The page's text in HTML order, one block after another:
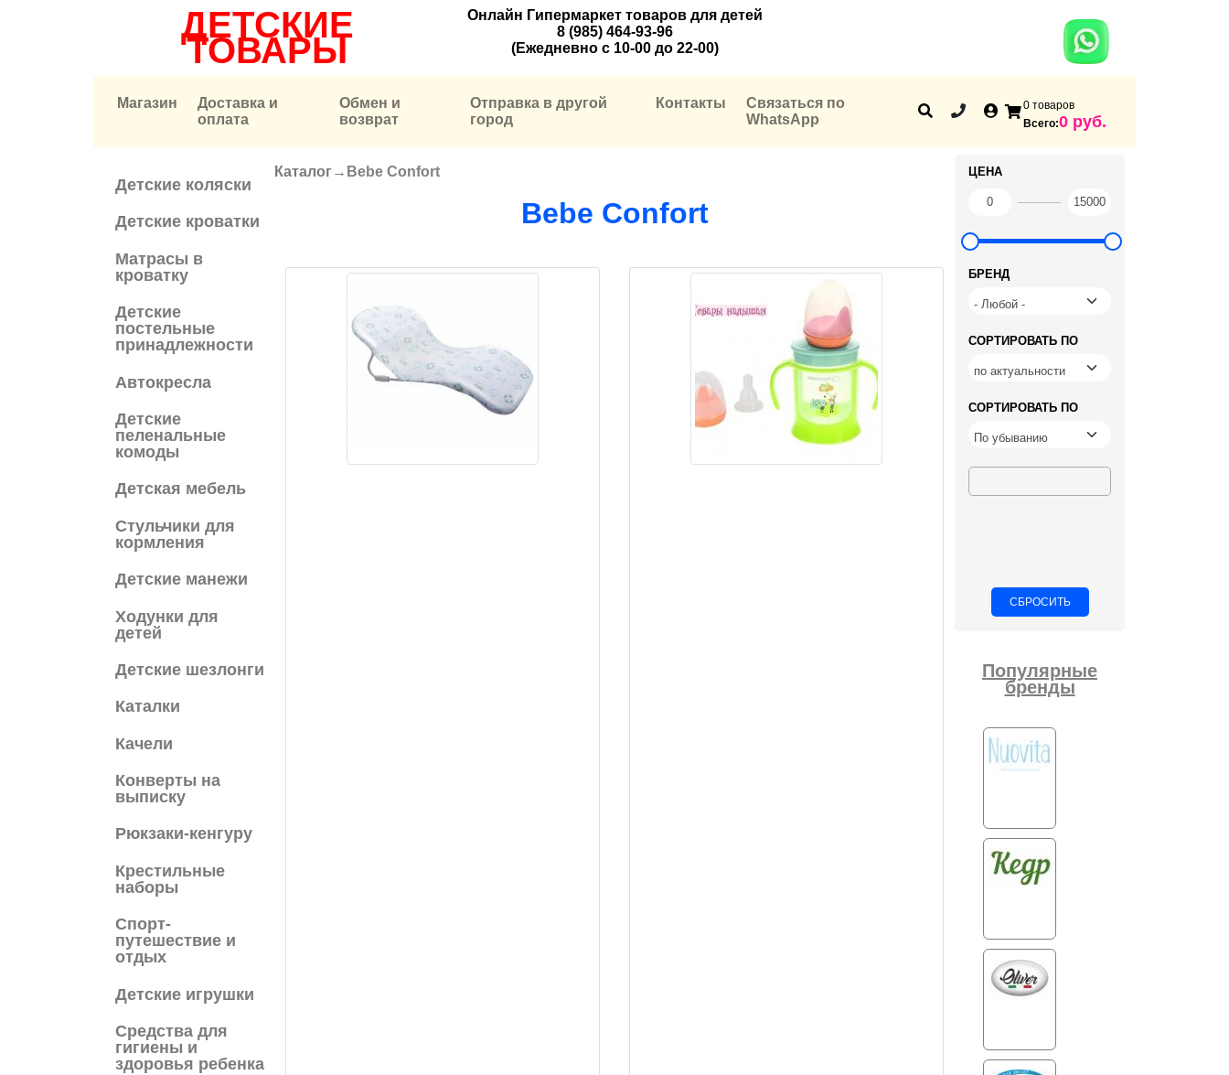
ДЕТСКИЕ
ТОВАРЫ
Онлайн Гипермаркет товаров для детей
8 (985) 464-93-96
(Ежедневно с 10-00 до 22-00)
Магазин
Доставка и
оплата
Обмен и
возврат
Отправка в другой
город
Контакты
Связаться по
WhatsApp
0 товаров
Всего:0 руб.
Детские коляски
Детские кроватки
Матрасы в
кроватку
Детские
постельные
принадлежности
Автокресла
Детские
пеленальные
комоды
Детская мебель
Cтульчики для
кормления
Детские манежи
Ходунки для
детей
Детские шезлонги
Каталки
Качели
Конверты на
выписку
Рюкзаки-кенгуру
Крестильные
наборы
Спорт-
путешествие и
отдых
Детские игрушки
Средства для
гигиены и
здоровья ребенка
Вы здесь
Каталог→ Bebe Confort
Bebe Confort
ЦЕНА
БРЕНД
СОРТИРОВАТЬ ПО
СОРТИРОВАТЬ ПО
Популярные
бренды